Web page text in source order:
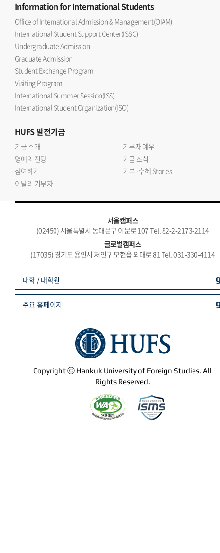
Informationfor International Students
Office of International Admission & Management(OIAM)
International Student Support Center(ISSC)
Undergraduate Admission
Graduate Admission
Student Exchange Program
Visiting Program
International Summer Session(ISS)
International Student Organization(ISO)
HUFS발전기금
기금 소개
기부자 예우
명예의 전당
기금 소식
참여하기
기부·수혜 Stories
이달의 기부자
서울캠퍼스
(02450) 서울특별시 동대문구 이문로 107 Tel. 82-2-2173-2114
글로벌캠퍼스
(17035) 경기도 용인시 처인구 모현읍 외대로 81 Tel. 031-330-4114
Copyright ⓒ Hankuk University of Foreign Studies. All
Rights Reserved.
대학 / 대학원
주요 홈페이지